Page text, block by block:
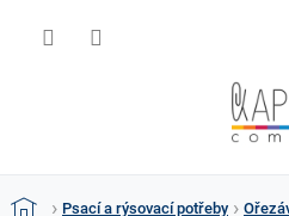
Psací a rýsovací potřeby